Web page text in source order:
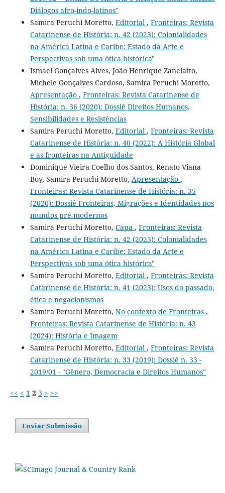
Diálogos afro-indo-latinos"
Samira Peruchi Moretto, Editorial , Fronteiras: Revista
Catarinense de História: n. 42 (2023): Colonialidades
na América Latina e Caribe: Estado da Arte e
Perspectivas sob uma ótica histórica"
Ismael Gonçalves Alves, João Henrique Zanelatto,
Michele Gonçalves Cardoso, Samira Peruchi Moretto,
Apresentação , Fronteiras: Revista Catarinense de
História: n. 36 (2020): Dossiê Direitos Humanos,
Sensibilidades e Resistências
Samira Peruchi Moretto, Editorial , Fronteiras: Revista
Catarinense de História: n. 40 (2022): A História Global
e as fronteiras na Antiguidade
Dominique Vieira Coelho dos Santos, Renato Viana
Boy, Samira Peruchi Moretto, Apresentação ,
Fronteiras: Revista Catarinense de História: n. 35
(2020): Dossiê Fronteiras, Migrações e Identidades nos
mundos pré-modernos
Samira Peruchi Moretto, Capa , Fronteiras: Revista
Catarinense de História: n. 42 (2023): Colonialidades
na América Latina e Caribe: Estado da Arte e
Perspectivas sob uma ótica histórica"
Samira Peruchi Moretto, Editorial , Fronteiras: Revista
Catarinense de História: n. 41 (2023): Usos do passado,
ética e negacionismos
Samira Peruchi Moretto, No contexto de Fronteiras ,
Fronteiras: Revista Catarinense de História: n. 43
(2024): História e Imagem
Samira Peruchi Moretto, Editorial , Fronteiras: Revista
Catarinense de História: n. 33 (2019): Dossiê n. 33 -
2019/01 - "Gênero, Democracia e Direitos Humanos"
<< < 1 2 3 > >>
Enviar Submissão